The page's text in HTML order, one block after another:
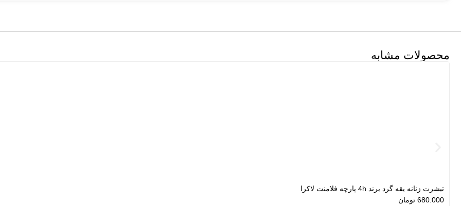
محصولات مشابه
تیشرت زنانه یقه گرد برند 4h پارچه فلامنت لاکرا
680.000 تومان